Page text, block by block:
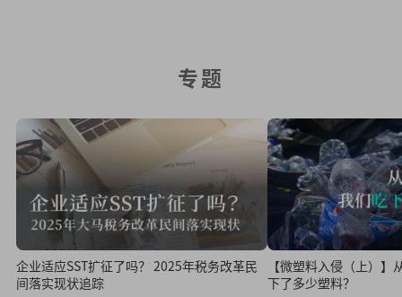
专题
企业适应SST扩征了吗？ 2025年税务改革民
间落实现状追踪
【微塑料入侵（上）
下了多少塑料？